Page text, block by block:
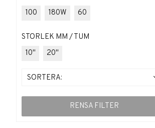
SORTERA:
100
180W 60
STORLEK MM / TUM
10"
20"
RENSA FILTER